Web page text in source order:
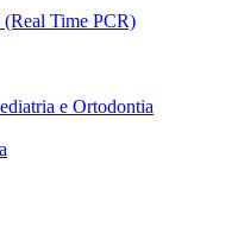
Time PCR)
e Ortodontia